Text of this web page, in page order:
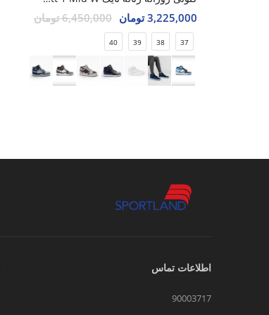
3,225,000 تومان 6,450,000 تومان
37
38
39
40
اطلاعات تماس
90003717